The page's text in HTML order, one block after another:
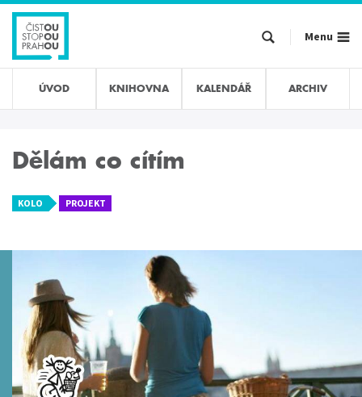
Přejít
hlavnímu
obsahu
Menu
ÚVOD KNIHOVNA KALENDÁŘ ARCHIV
Dělám co cítím
KOLO PROJEKT